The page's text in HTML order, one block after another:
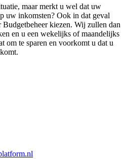
maar merkt u wel dat uw
uw inkomsten? Ook in dat geval
kiezen. Wij zullen dan
en u een wekelijks of maandelijks
om te sparen en voorkomt u dat u